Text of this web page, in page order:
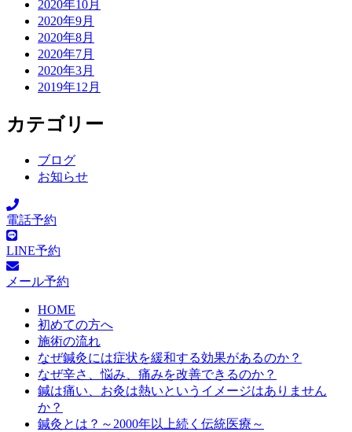
2020年10月
2020年9月
2020年8月
2020年7月
2020年3月
2019年12月
カテゴリー
ブログ
お知らせ
電話予約
LINE予約
メール予約
HOME
初めての方へ
施術の流れ
なぜ鍼灸には症状を緩和する効果があるのか？
なぜ辛さ、悩み、痛みを改善できるのか？
鍼は痛い、お灸は熱いというイメージはありません
か？
鍼灸とは？～2000年以上続く伝統医療～